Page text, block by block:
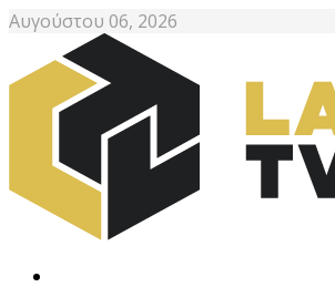
Αυγούστου 06, 2026